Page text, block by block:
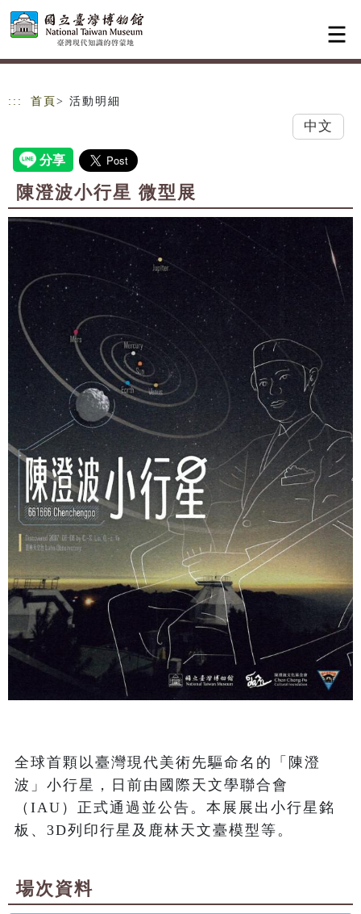
跳到主要內容
網站導覽
::: 首頁 > 活動明細
中文
陳澄波小行星 微型展
全球首顆以臺灣現代美術先驅命名的「陳澄
波」小行星，日前由國際天文學聯合會
（IAU）正式通過並公告。本展展出小行星銘
板、3D列印行星及鹿林天文臺模型等。
場次資料